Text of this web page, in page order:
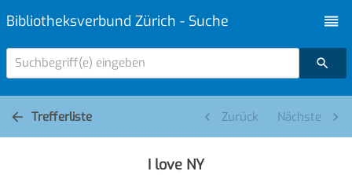
Bibliotheksverbund Zürich - Suche
Suchbegriff(e) eingeben
Trefferliste Zurück Nächste
I love NY